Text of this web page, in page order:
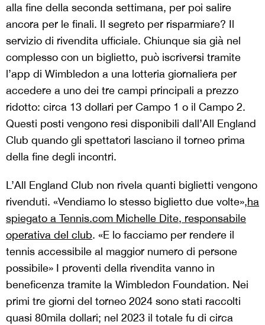
alla fine della seconda settimana, per poi salire
ancora per le finali. Il segreto per risparmiare? Il
servizio di rivendita ufficiale. Chiunque sia già nel
complesso con un biglietto, può iscriversi tramite
l’app di Wimbledon a una lotteria giornaliera per
accedere a uno dei tre campi principali a prezzo
ridotto: circa 13 dollari per Campo 1 o il Campo 2.
Questi posti vengono resi disponibili dall’All England
Club quando gli spettatori lasciano il torneo prima
della fine degli incontri.
L’All England Club non rivela quanti biglietti vengono
rivenduti. «Vendiamo lo stesso biglietto due volte»,ha
spiegato a Tennis.com Michelle Dite, responsabile
operativa del club. «E lo facciamo per rendere il
tennis accessibile al maggior numero di persone
possibile» I proventi della rivendita vanno in
beneficenza tramite la Wimbledon Foundation. Nei
primi tre giorni del torneo 2024 sono stati raccolti
quasi 80mila dollari; nel 2023 il totale fu di circa